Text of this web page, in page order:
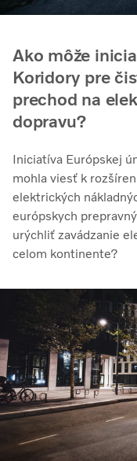
Ako môže
Koridory pre
prechod na
dopravu?
Iniciatíva Európskej
mohla viesť k
elektrických
európskych
urýchliť zavádzanie
celom kontinente?